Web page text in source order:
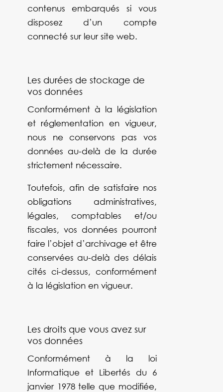
contenus embarqués si vous
disposez d’un compte
connecté sur leur site web.
Les durées de stockage de
vos données
Conformément à la législation
et réglementation en vigueur,
nous ne conservons pas vos
données au-delà de la durée
strictement nécessaire.
Toutefois, afin de satisfaire nos
obligations administratives,
légales, comptables et/ou
fiscales, vos données pourront
faire l’objet d’archivage et être
conservées au-delà des délais
cités ci-dessus, conformément
à la législation en vigueur.
Les droits que vous avez sur
vos données
Conformément à la loi
Informatique et Libertés du 6
janvier 1978 telle que modifiée,